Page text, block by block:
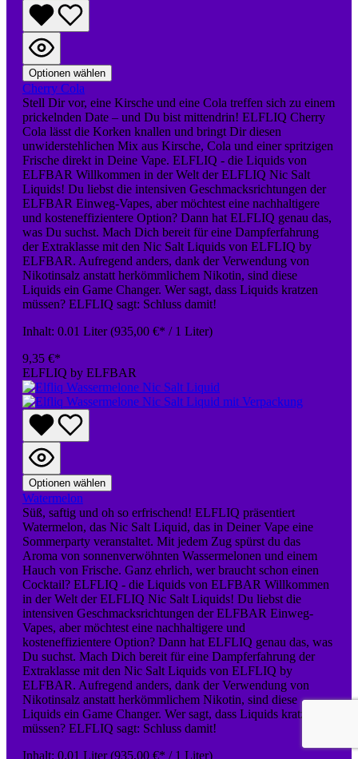
Optionen wählen
Cherry Cola
Stell Dir vor, eine Kirsche und eine Cola treffen sich zu einem
prickelnden Date – und Du bist mittendrin! ELFLIQ Cherry
Cola lässt die Korken knallen und bringt Dir diesen
unwiderstehlichen Mix aus Kirsche, Cola und einer spritzigen
Frische direkt in Deine Vape. ELFLIQ - die Liquids von
ELFBAR Willkommen in der Welt der ELFLIQ Nic Salt
Liquids! Du liebst die intensiven Geschmacksrichtungen der
ELFBAR Einweg-Vapes, aber möchtest eine nachhaltigere
und kosteneffizientere Option? Dann hat ELFLIQ genau das,
was Du suchst. Mach Dich bereit für eine Dampferfahrung
der Extraklasse mit den Nic Salt Liquids von ELFLIQ by
ELFBAR. Aufregend anders, dank der Verwendung von
Nikotinsalz anstatt herkömmlichem Nikotin, sind diese
Liquids ein Game Changer. Wer sagt, dass Liquids kratzen
müssen? ELFLIQ sagt: Schluss damit!
Inhalt: 0.01 Liter(935,00 €* / 1 Liter)
9,35 €*
ELFLIQ by ELFBAR
Optionen wählen
Watermelon
Süß, saftig und oh so erfrischend! ELFLIQ präsentiert
Watermelon, das Nic Salt Liquid, das in Deiner Vape eine
Sommerparty veranstaltet. Mit jedem Zug spürst du das
Aroma von sonnenverwöhnten Wassermelonen und einem
Hauch von Frische. Ganz ehrlich, wer braucht schon einen
Cocktail? ELFLIQ - die Liquids von ELFBAR Willkommen
in der Welt der ELFLIQ Nic Salt Liquids! Du liebst die
intensiven Geschmacksrichtungen der ELFBAR Einweg-
Vapes, aber möchtest eine nachhaltigere und
kosteneffizientere Option? Dann hat ELFLIQ genau das, was
Du suchst. Mach Dich bereit für eine Dampferfahrung der
Extraklasse mit den Nic Salt Liquids von ELFLIQ by
ELFBAR. Aufregend anders, dank der Verwendung von
Nikotinsalz anstatt herkömmlichem Nikotin, sind diese
Liquids ein Game Changer. Wer sagt, dass Liquids kratzen
müssen? ELFLIQ sagt: Schluss damit!
Inhalt: 0.01 Liter(935,00 €* / 1 Liter)